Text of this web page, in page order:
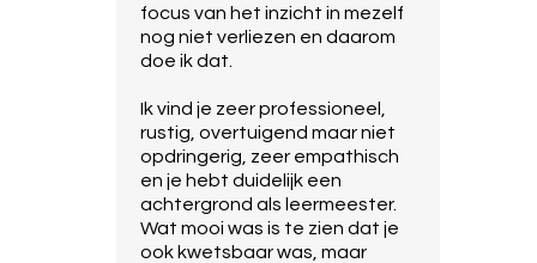
focus van het inzicht in mezelf
nog niet verliezen en daarom
doe ik dat.
Ik vind je zeer professioneel,
rustig, overtuigend maar niet
opdringerig, zeer empathisch
en je hebt duidelijk een
achtergrond als leermeester.
Wat mooi was is te zien dat je
ook kwetsbaar was, maar